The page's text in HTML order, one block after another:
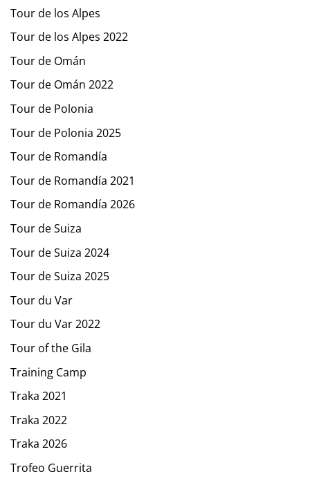
Tour de los Alpes
Tour de los Alpes 2022
Tour de Omán
Tour de Omán 2022
Tour de Polonia
Tour de Polonia 2025
Tour de Romandía
Tour de Romandía 2021
Tour de Romandía 2026
Tour de Suiza
Tour de Suiza 2024
Tour de Suiza 2025
Tour du Var
Tour du Var 2022
Tour of the Gila
Training Camp
Traka 2021
Traka 2022
Traka 2026
Trofeo Guerrita